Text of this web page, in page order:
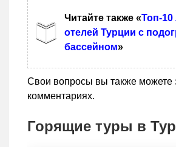
Читайте также «Топ-
отелей Турции с
бассейном»
Свои вопросы вы также можете
комментариях.
Горящие туры в